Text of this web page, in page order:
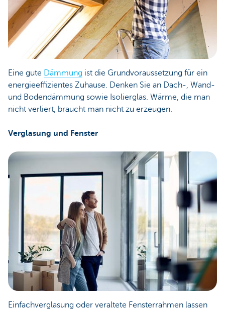
Eine gute Dämmung ist die Grundvoraussetzung für ein
energieeffizientes Zuhause. Denken Sie an Dach-, Wand-
und Bodendämmung sowie Isolierglas. Wärme, die man
nicht verliert, braucht man nicht zu erzeugen.
Verglasung und Fenster
Einfachverglasung oder veraltete Fensterrahmen lassen